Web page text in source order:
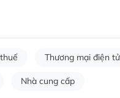
Thương mại điện tử
Nhà cung cấp